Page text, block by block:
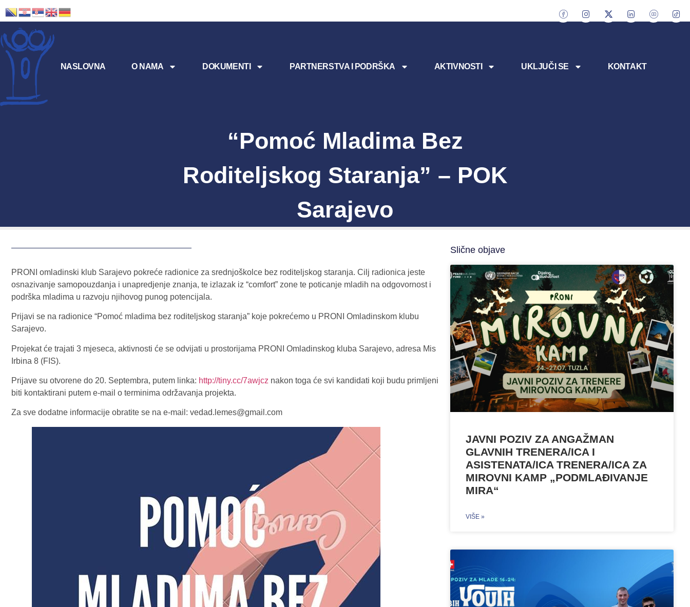
NASLOVNA O NAMA DOKUMENTI PARTNERSTVA I PODRŠKA AKTIVNOSTI UKLJUČI SE KONTAKT
“Pomoć Mladima Bez
Roditeljskog Staranja” – POK
Sarajevo
PRONI omladinski klub Sarajevo pokreće radionice za srednjoškolce bez roditeljskog staranja. Cilj radionica jeste
osnazivanje samopouzdanja i unapredjenje znanja, te izlazak iz “comfort” zone te poticanje mladih na odgovornost i
podrška mladima u razvoju njihovog punog potencijala.
Prijavi se na radionice “Pomoć mladima bez roditeljskog staranja” koje pokrećemo u PRONI Omladinskom klubu
Sarajevo.
Projekat će trajati 3 mjeseca, aktivnosti će se odvijati u prostorijama PRONI Omladinskog kluba Sarajevo, adresa Mis
Irbina 8 (FIS).
Prijave su otvorene do 20. Septembra, putem linka: http://tiny.cc/7awjcz nakon toga će svi kandidati koji budu primljeni
biti kontaktirani putem e-mail o terminima održavanja projekta.
Za sve dodatne informacije obratite se na e-mail: vedad.lemes@gmail.com
Slične objave
JAVNI POZIV ZA ANGAŽMAN
GLAVNIH TRENERA/ICA I
ASISTENATA/ICA TRENERA/ICA ZA
MIROVNI KAMP „PODMLAĐIVANJE
MIRA“
VIŠE »